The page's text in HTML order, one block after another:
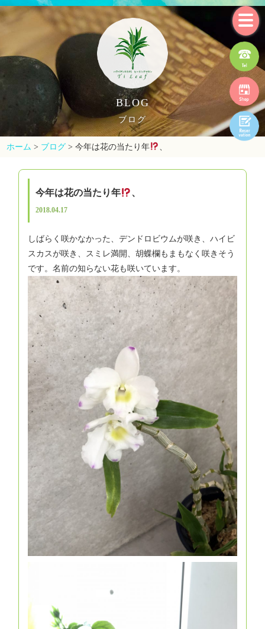
BLOG
ブログ
ホーム > ブログ >今年は花の当たり年 、
今年は花の当たり年 、
2018.04.17
しばらく咲かなかった、デンドロビウムが咲き、ハイビ
スカスが咲き、スミレ満開、胡蝶欄もまもなく咲きそう
です。名前の知らない花も咲いています。